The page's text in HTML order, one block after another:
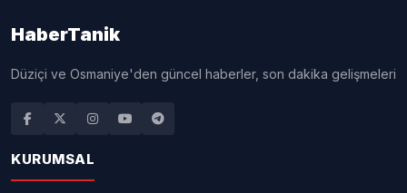
bölgelerinde açan ve bölgenin önemli